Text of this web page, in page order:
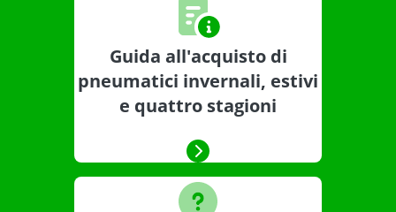
Guida all'acquisto di
pneumatici invernali, estivi
e quattro stagioni